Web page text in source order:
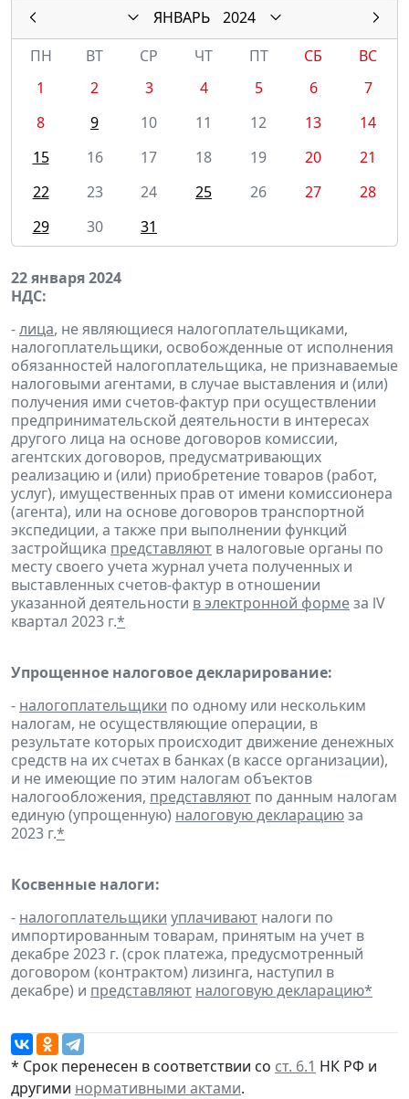
ЯНВАРЬ
2024
ПН
ВТ СР ЧТ ПТ СБ
ВС
1
2 3 4 5 6
7
8
9 10 11 12 13
14
15
16 17 18 19 20
21
22
23 24 25 26 27
28
29
30 31
22 января 2024
НДС:
-лица, не являющиеся налогоплательщиками,
налогоплательщики, освобожденные от исполнения
обязанностей налогоплательщика, не признаваемые
налоговыми агентами, в случае выставления и (или)
получения ими счетов-фактур при осуществлении
предпринимательской деятельности в интересах
другого лица на основе договоров комиссии,
агентских договоров, предусматривающих
реализацию и (или) приобретение товаров (работ,
услуг), имущественных прав от имени комиссионера
(агента), или на основе договоров транспортной
экспедиции, а также при выполнении функций
застройщика представляют в налоговые органы по
месту своего учета журнал учета полученных и
выставленных счетов-фактур в отношении
указанной деятельности в электронной формеза lV
квартал 2023 г.*
Упрощенное налоговое декларирование:
- налогоплательщики по одному или нескольким
налогам, не осуществляющие операции, в
результате которых происходит движение денежных
средств на их счетах в банках (в кассе организации),
и не имеющие по этим налогам объектов
налогообложения, представляют по данным налогам
единую (упрощенную) налоговую декларациюза
2023 г.*
Косвенные налоги:
- налогоплательщики уплачивают налоги по
импортированным товарам, принятым на учет в
декабре 2023 г. (срок платежа, предусмотренный
договором (контрактом) лизинга, наступил в
декабре) и представляют налоговую декларацию*
* Срок перенесен в соответствии со ст. 6.1 НК РФ и
другими нормативными актами.